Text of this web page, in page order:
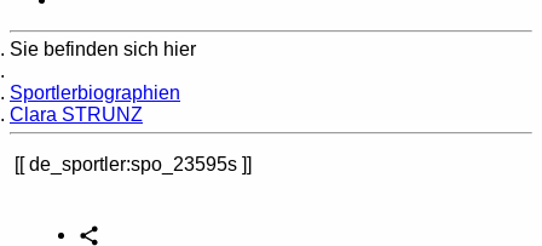
Sie befinden sich hier
Sportlerbiographien
Clara STRUNZ
de_sportler:spo_23595s